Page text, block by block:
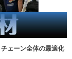
ェーン全体の最適化